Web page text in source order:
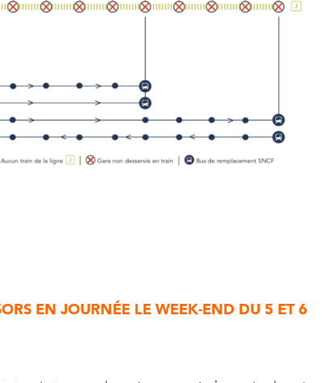
EN JOURNÉE LE WEEK-END DU 5 ET 6